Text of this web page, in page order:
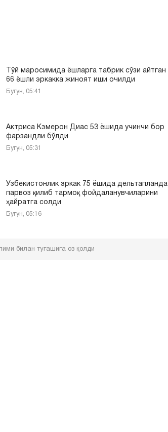
Тўй маросимида ёшларга табрик сўзи айтган
66 ёшли эркакка жиноят иши очилди
Бугун, 05:41
Актриса Кэмерон Диас 53 ёшида учинчи бор
фарзандли бўлди
Бугун, 05:31
Ўзбекистонлик эркак 75 ёшида дельтапланда
парвоз қилиб тармоқ фойдаланувчиларини
ҳайратга солди
Бугун, 05:16
билан тугашига оз қолди